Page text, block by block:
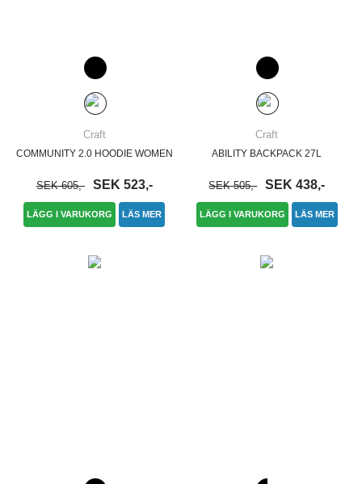
Craft
COMMUNITY 2.0 HOODIE WOMEN
SEK 605,- SEK 523,-
LÄGG I VARUKORG LÄS MER
Craft
ABILITY BACKPACK 27L
SEK 505,- SEK 438,-
LÄGG I VARUKORG LÄS MER